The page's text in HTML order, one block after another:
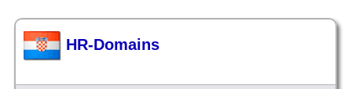
HR-Domains